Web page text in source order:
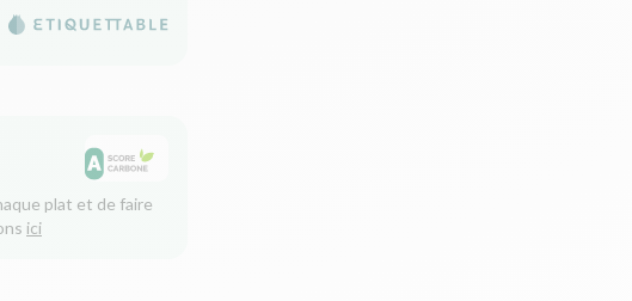
plat et de faire
ici